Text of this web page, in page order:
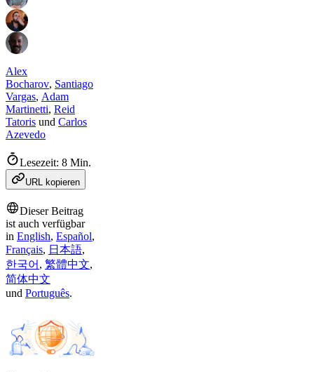
Alex
Bocharov, Santiago
Vargas, Adam
Martinetti, Reid
Tatoris und Carlos
Azevedo
Lesezeit: 8 Min.
URL kopieren
Dieser Beitrag
ist auch verfügbar
in English, Español,
Français, 日本語,
한국어 , 繁體中文,
简体中文
und Português.